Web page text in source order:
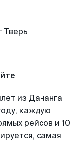
из Дананга
каждую
рейсов и 10
самая